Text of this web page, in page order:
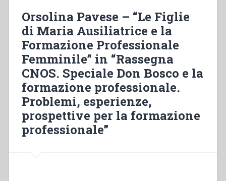
Figlie
di
Maria
Ausiliatrice”
in
“Colloqui
sulla
Vita
Salesiana
18””
Orsolina Pavese – “Le Figlie
di Maria Ausiliatrice e la
Formazione Professionale
Femminile” in “Rassegna
CNOS. Speciale Don Bosco e la
formazione professionale.
Problemi, esperienze,
prospettive per la formazione
professionale”